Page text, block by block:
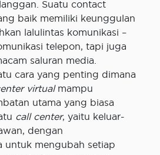
Suatu contact
baik memiliki keunggulan
lalulintas komunikasi –
telepon, tapi juga
saluran media.
cara yang penting dimana
virtualmampu
utama yang biasa
call center, yaitu keluar-
dengan
untuk mengubah setiap